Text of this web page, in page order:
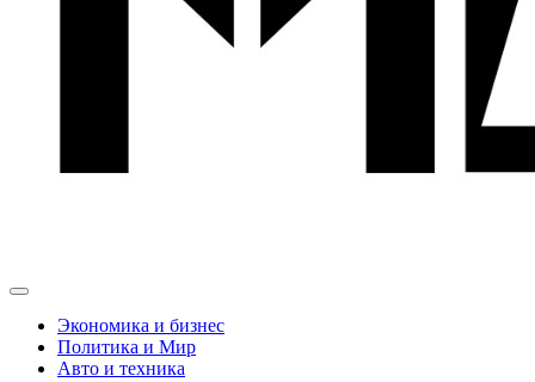
Экономика и бизнес
Политика и Мир
Авто и техника